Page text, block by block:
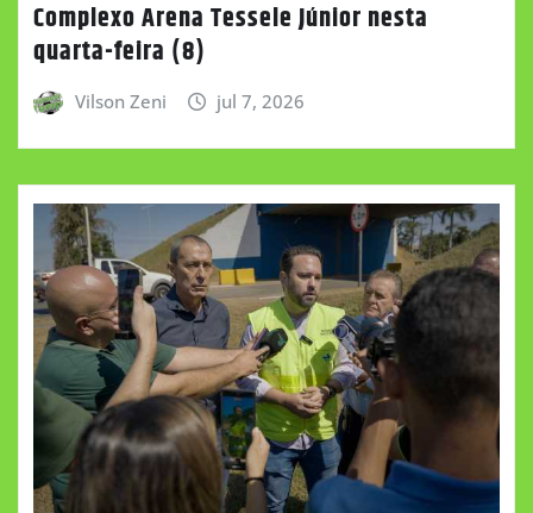
Complexo Arena Tessele Júnior nesta
quarta-feira (8)
Vilson Zeni jul 7, 2026